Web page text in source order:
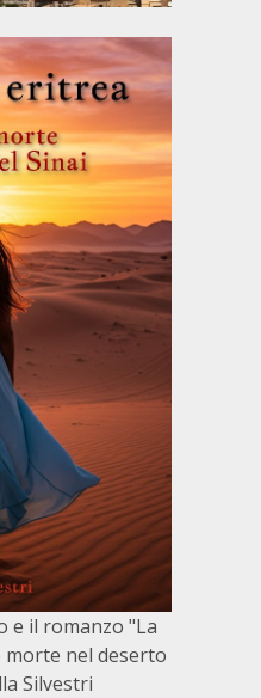
e il romanzo "La
morte nel deserto
Silvestri